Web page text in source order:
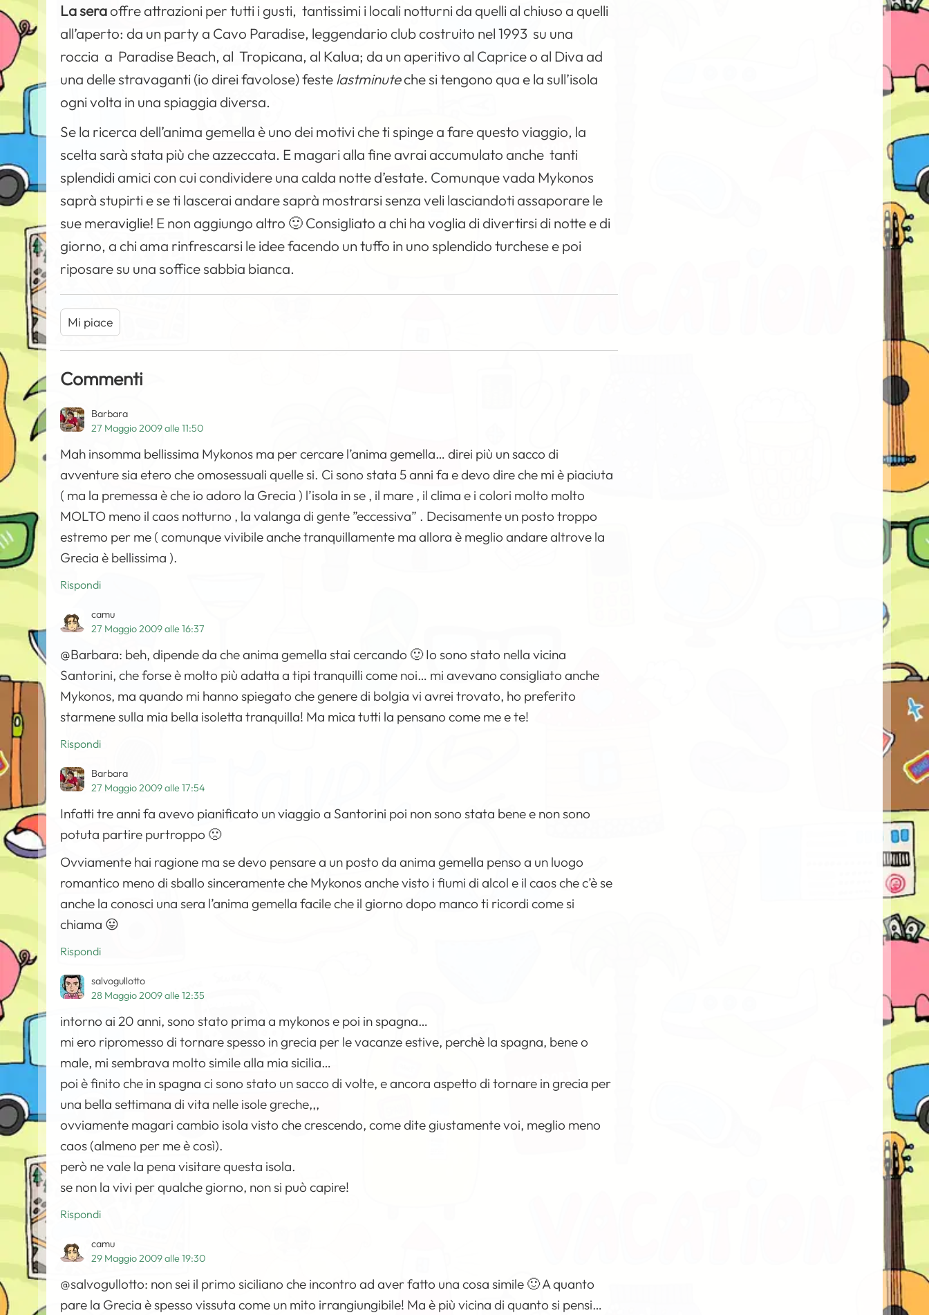
La seraoffre attrazioni per tutti i gusti, tantissimi i locali notturni da quelli al chiuso a quelli
all’aperto: da un party a Cavo Paradise, leggendario club costruito nel 1993 su una
roccia a Paradise Beach, al Tropicana, al Kalua; da un aperitivo al Caprice o al Diva ad
una delle stravaganti (io direi favolose) festelastminuteche si tengono qua e la sull’isola
ogni volta in una spiaggia diversa.
Se la ricerca dell’anima gemella è uno dei motivi che ti spinge a fare questo viaggio, la
scelta sarà stata più che azzeccata. E magari alla fine avrai accumulato anche tanti
splendidi amici con cui condividere una calda notte d’estate. Comunque vada Mykonos
saprà stupirti e se ti lascerai andare saprà mostrarsi senza veli lasciandoti assaporare le
sue meraviglie! E non aggiungo altro 🙂 Consigliato a chi ha voglia di divertirsi di notte e di
giorno, a chi ama rinfrescarsi le idee facendo un tuffo in uno splendido turchese e poi
riposare su una soffice sabbia bianca.
Mi piace
Commenti
Barbara
27 Maggio 2009 alle 11:50
Mah insomma bellissima Mykonos ma per cercare l’anima gemella… direi più un sacco di
avventure sia etero che omosessuali quelle si. Ci sono stata 5 anni fa e devo dire che mi è piaciuta
( ma la premessa è che io adoro la Grecia ) l’isola in se , il mare , il clima e i colori molto molto
MOLTO meno il caos notturno , la valanga di gente ”eccessiva” . Decisamente un posto troppo
estremo per me ( comunque vivibile anche tranquillamente ma allora è meglio andare altrove la
Grecia è bellissima ).
Rispondi
camu
27 Maggio 2009 alle 16:37
@Barbara: beh, dipende da che anima gemella stai cercando 🙂 Io sono stato nella vicina
Santorini, che forse è molto più adatta a tipi tranquilli come noi… mi avevano consigliato anche
Mykonos, ma quando mi hanno spiegato che genere di bolgia vi avrei trovato, ho preferito
starmene sulla mia bella isoletta tranquilla! Ma mica tutti la pensano come me e te!
Rispondi
Barbara
27 Maggio 2009 alle 17:54
Infatti tre anni fa avevo pianificato un viaggio a Santorini poi non sono stata bene e non sono
potuta partire purtroppo 🙁
Ovviamente hai ragione ma se devo pensare a un posto da anima gemella penso a un luogo
romantico meno di sballo sinceramente che Mykonos anche visto i fiumi di alcol e il caos che c’è se
anche la conosci una sera l’anima gemella facile che il giorno dopo manco ti ricordi come si
chiama 😛
Rispondi
salvogullotto
28 Maggio 2009 alle 12:35
intorno ai 20 anni, sono stato prima a mykonos e poi in spagna…
mi ero ripromesso di tornare spesso in grecia per le vacanze estive, perchè la spagna, bene o
male, mi sembrava molto simile alla mia sicilia…
poi è finito che in spagna ci sono stato un sacco di volte, e ancora aspetto di tornare in grecia per
una bella settimana di vita nelle isole greche,,,
ovviamente magari cambio isola visto che crescendo, come dite giustamente voi, meglio meno
caos (almeno per me è così).
però ne vale la pena visitare questa isola.
se non la vivi per qualche giorno, non si può capire!
Rispondi
camu
29 Maggio 2009 alle 19:30
@salvogullotto: non sei il primo siciliano che incontro ad aver fatto una cosa simile 🙂 A quanto
pare la Grecia è spesso vissuta come un mito irrangiungibile! Ma è più vicina di quanto si pensi…